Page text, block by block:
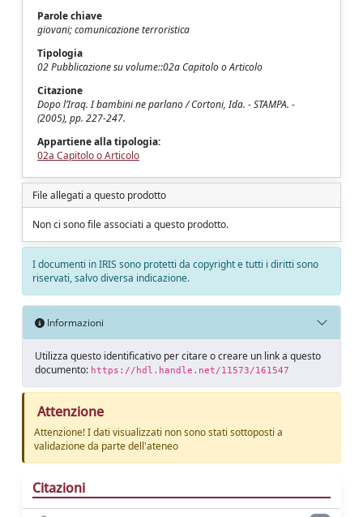
Parole chiave
giovani; comunicazione terroristica
Tipologia
02 Pubblicazione su volume::02a Capitolo o Articolo
Citazione
Dopo l’Iraq. I bambini ne parlano / Cortoni, Ida. - STAMPA. -
(2005), pp. 227-247.
Appartiene alla tipologia:
02a Capitolo o Articolo
File allegati a questo prodotto
Non ci sono file associati a questo prodotto.
I documenti in IRIS sono protetti da copyright e tutti i diritti sono
riservati, salvo diversa indicazione.
Informazioni
Utilizza questo identificativo per citare o creare un link a questo
documento: https://hdl.handle.net/11573/161547
Attenzione
Attenzione! I dati visualizzati non sono stati sottoposti a
validazione da parte dell'ateneo
Citazioni